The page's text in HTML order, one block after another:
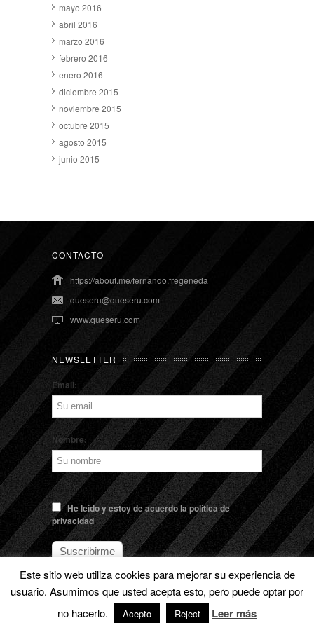
mayo 2016
abril 2016
marzo 2016
febrero 2016
enero 2016
diciembre 2015
noviembre 2015
octubre 2015
agosto 2015
junio 2015
CONTACTO
https://about.me/fernando.fregeneda
queseru@queseru.com
www.queseru.com
NEWSLETTER
Email:
Nombre:
He leído y estoy de acuerdo la política de
privacidad
© EL QUESERU. Cheese Man |Aviso legal
Este sitio web utiliza cookies para mejorar su experiencia de
usuario. Asumimos que usted acepta esto, pero puede optar por
no hacerlo.
Acepto Reject Leer más